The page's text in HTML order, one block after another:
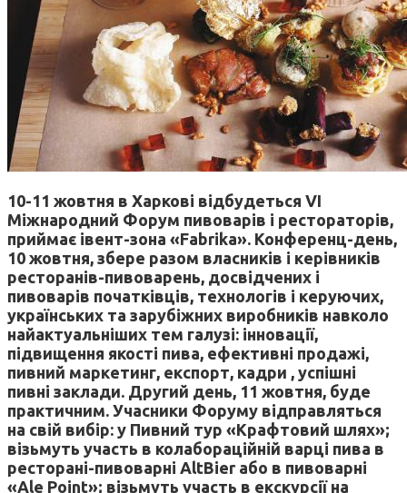
10-11 жовтня в Харкові відбудеться VI
Міжнародний Форум пивоварів і рестораторів,
приймає івент-зона «Fabrika». Конференц-день,
10 жовтня, збере разом власників і керівників
ресторанів-пивоварень, досвідчених і
пивоварів початківців, технологів і керуючих,
українських та зарубіжних виробників навколо
найактуальніших тем галузі: інновації,
підвищення якості пива, ефективні продажі,
пивний маркетинг, експорт, кадри , успішні
пивні заклади. Другий день, 11 жовтня, буде
практичним. Учасники Форуму відправляться
на свій вибір: у Пивний тур «Крафтовий шлях»;
візьмуть участь в колабораційній варці пива в
ресторані-пивоварні AltBier або в пивоварні
«Ale Point»; візьмуть участь в екскурсії на